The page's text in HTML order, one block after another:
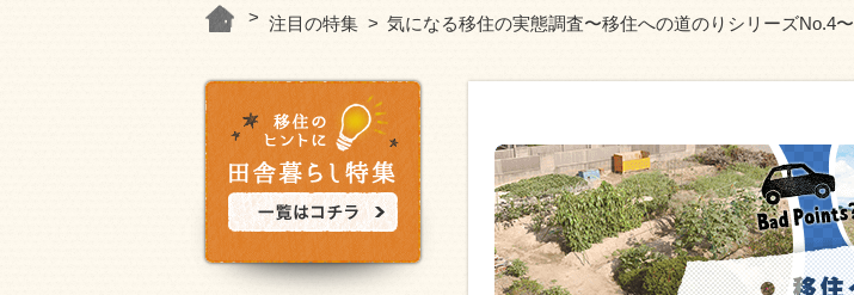
注目の特集 気になる移住の実態調査〜移住への道のりシリーズNo.4〜